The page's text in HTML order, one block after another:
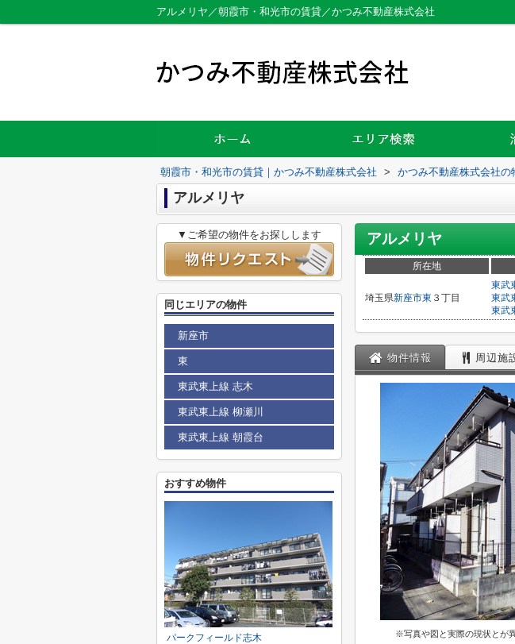
アルメリヤ／朝霞市・和光市の賃貸／かつみ不動産株式会社
朝霞市・和光市の賃貸｜かつみ不動産株式会社 > かつみ不動産株式会社の
アルメリヤ
アルメリヤ
所在地
埼玉県新座市東 ３丁目
東武
東武
東武
物件情報 周辺施
※写真や図と実際の現状とが
▼ご希望の物件をお探しします
同じエリアの物件
新座市
東
東武東上線 志木
東武東上線 柳瀬川
東武東上線 朝霞台
おすすめ物件
パークフィールド志木